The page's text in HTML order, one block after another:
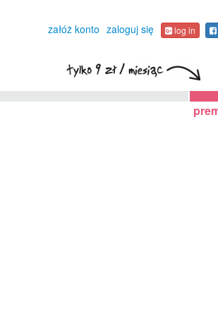
załóż konto zaloguj się log in